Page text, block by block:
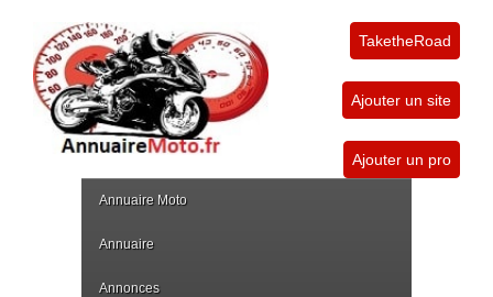
TaketheRoad
Ajouter un site
Ajouter un pro
Annuaire Moto
Annuaire
Annonces